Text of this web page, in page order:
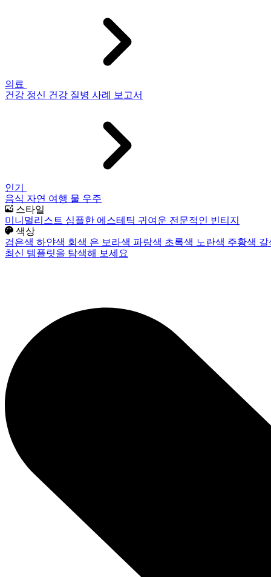
의료
건강 정신 건강 질병 사례 보고서
인기
음식 자연 여행 물 우주
스타일
미니멀리스트 심플한 에스테틱 귀여운 전문적인 빈티지
색상
검은색 하얀색 회색 은 보라색 파랑색 초록색 노란색 주황색
최신 템플릿을 탐색해 보세요